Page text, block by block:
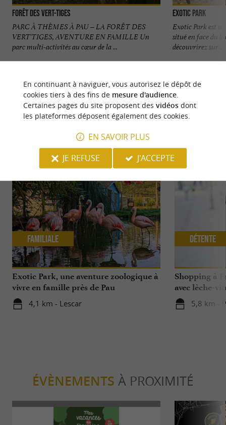
Forêt des Vert-Tiges
PARC À THÈMES À PAU – LA FORÊT DES
VERT'TIGES, AVENTURE EN FAMILLE Un
parc multi-activités au cœur de la ...
Exotic Park
Exotic Park est
situé en face du
découvrirez sur ...
NOUS AVONS TESTÉPOUR VOUS
Exotic Park, une aventure zoologique à
vivre en famille près de Pau
4,1 km - Lescar
Familiale
Shopping à
avec lèche-
5,8 km -
Détente
ÉVÈNEMENTS À PROXIMITÉ
En continuant à naviguer, vous autorisez le dépôt de
cookies tiers à des fins de mesure d'audience.
Certaines pages du site proposent des vidéosdont
les plateformes déposent également des cookies.
EN SAVOIR PLUS
JE REFUSE
J'ACCEPTE